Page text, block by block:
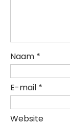
Naam *
E-mail *
Website